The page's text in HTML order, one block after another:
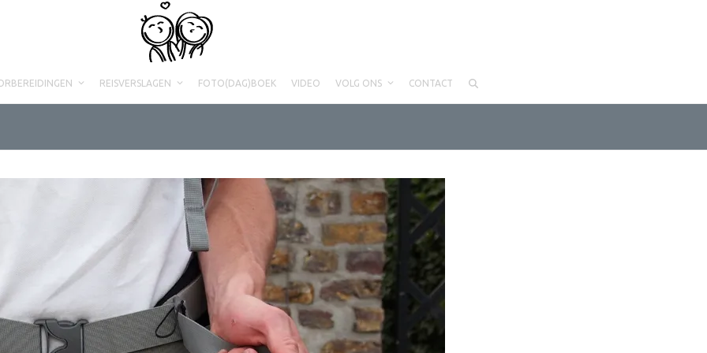
REISVERSLAGEN FOTO(DAG)BOEK VIDEO VOLG ONS CONTACT